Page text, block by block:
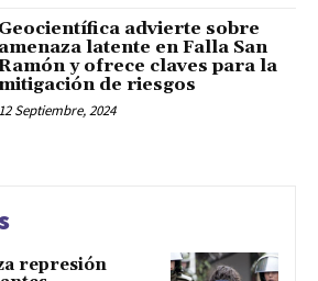
Geocientífica advierte sobre
amenaza latente en Falla San
y ofrece claves para la
de riesgos
12 Septiembre, 2024
represión